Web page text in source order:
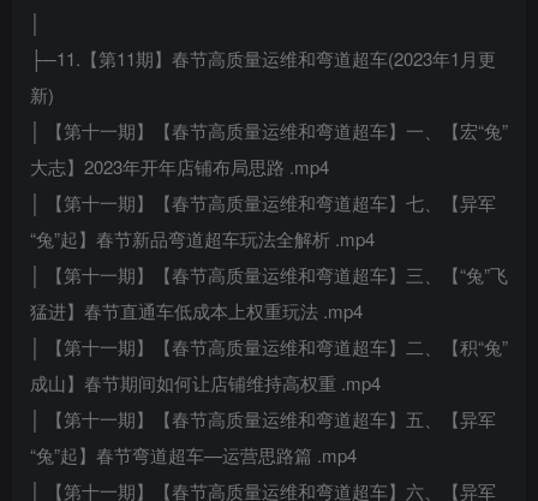
├─11.【第11期】春节高质量运维和弯道超车(2023年1月更
新)
│ 【第十一期】【春节高质量运维和弯道超车】一、【宏“兔”
大志】2023年开年店铺布局思路 .mp4
│ 【第十一期】【春节高质量运维和弯道超车】七、【异军
“兔”起】春节新品弯道超车玩法全解析 .mp4
│ 【第十一期】【春节高质量运维和弯道超车】三、【“兔”飞
猛进】春节直通车低成本上权重玩法 .mp4
│ 【第十一期】【春节高质量运维和弯道超车】二、【积“兔”
成山】春节期间如何让店铺维持高权重 .mp4
│ 【第十一期】【春节高质量运维和弯道超车】五、【异军
“兔”起】春节弯道超车—运营思路篇 .mp4
│ 【第十一期】【春节高质量运维和弯道超车】六、【异军